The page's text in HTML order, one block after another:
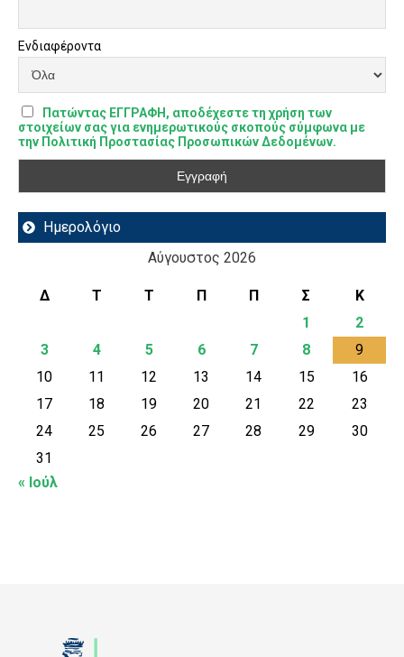
Ενδιαφέροντα
Πατώντας ΕΓΓΡΑΦΗ, αποδέχεστε τη χρήση των
στοιχείων σας για ενημερωτικούς σκοπούς σύμφωνα με
την Πολιτική Προστασίας Προσωπικών Δεδομένων.
Ημερολόγιο
Αύγουστος 2026
Δ Τ Τ Π Π Σ
Κ
1
2
3
4 5 6 7 8
9
10
11 12 13 14 15
16
17
18 19 20 21 22
23
24
25 26 27 28 29
30
31
« Ιούλ